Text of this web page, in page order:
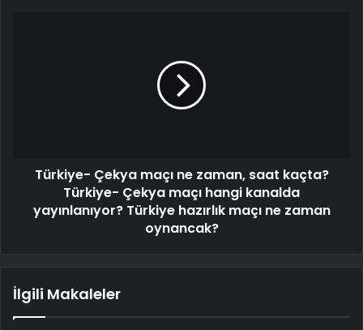
Türkiye- Çekya maçı ne zaman, saat kaçta?
Türkiye- Çekya maçı hangi kanalda
yayınlanıyor? Türkiye hazırlık maçı ne zaman
oynancak?
İlgili Makaleler